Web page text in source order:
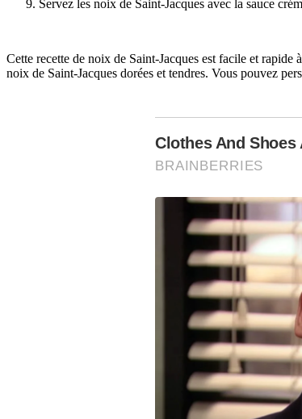
Servez les noix de Saint-Jacques avec la sauce
Cette recette de noix de Saint-Jacques est facile et
noix de Saint-Jacques dorées et tendres. Vous pouvez